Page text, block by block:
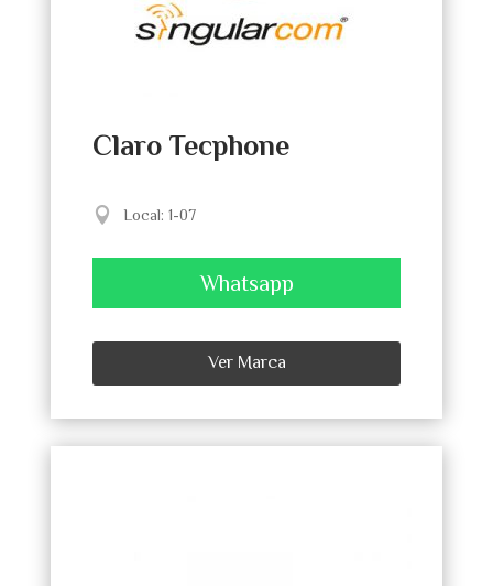
Claro Tecphone
Local: 1-07
Whatsapp
Ver Marca